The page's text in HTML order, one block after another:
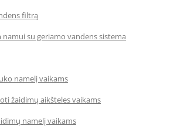
filtrą
su geriamo vandens sistema
namelį vaikams
žaidimų aikšteles vaikams
namelį vaikams